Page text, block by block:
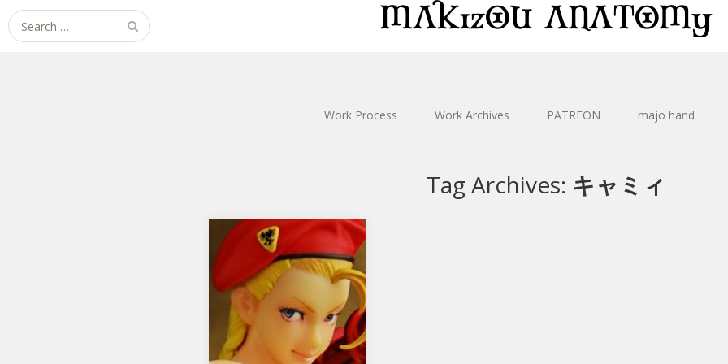
Search
for:
Work Process Work Archives PATREON majo hand
Tag Archives: キャミィ
STREET FIGHTER美少女
キャミィ
コトブキヤのSTREET FIGHTER
美少女 キャミィです。「美少
女 春麗」に続く第2段です。パ
ッ…